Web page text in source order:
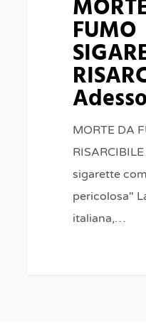
FUMO
Adesso
MORTE DA
sigarette
pericolosa"
italiana,…